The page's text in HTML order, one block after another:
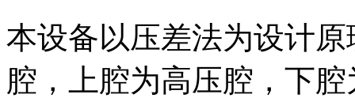
本设备以压差法为设计
腔，上腔为高压腔，下